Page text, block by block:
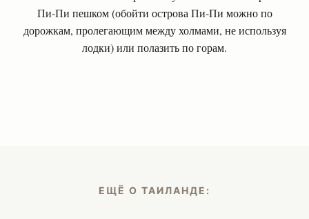
Пи-Пи пешком (обойти острова Пи-Пи можно по
дорожкам, пролегающим между холмами, не используя
лодки) или полазить по горам.
ЕЩЁ О ТАИЛАНДЕ: